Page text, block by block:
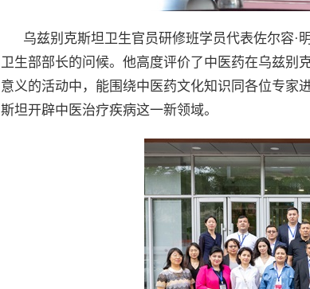
乌兹别克斯坦卫生官员研修班学员代表佐尔容·
卫生部部长的问候。他高度评价了中医药在乌兹别
意义的活动中，能围绕中医药文化知识同各位专家
斯坦开辟中医治疗疾病这一新领域。